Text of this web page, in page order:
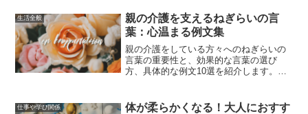
生活全般
親の介護を支えるねぎらいの言
葉：心温まる例文集
親の介護をしている方々へのねぎらいの
言葉の重要性と、効果的な言葉の選び
方、具体的な例文10選を紹介します。ね
仕事や学び関係
体が柔らかくなる！大人におすす